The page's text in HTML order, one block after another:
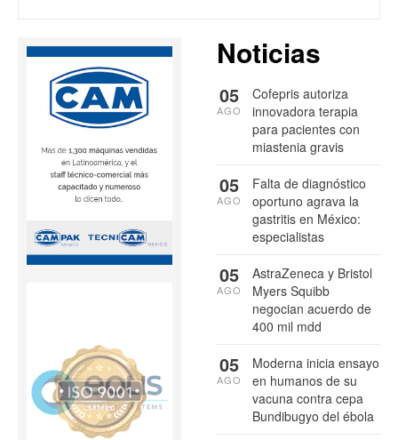
Noticias
Cofepris autoriza
innovadora terapia
para pacientes con
miastenia gravis
05
AGO
Falta de diagnóstico
oportuno agrava la
gastritis en México:
especialistas
05
AGO
AstraZeneca y Bristol
Myers Squibb
negocian acuerdo de
400 mil mdd
05
AGO
Moderna inicia ensayo
en humanos de su
vacuna contra cepa
Bundibugyo del ébola
05
AGO